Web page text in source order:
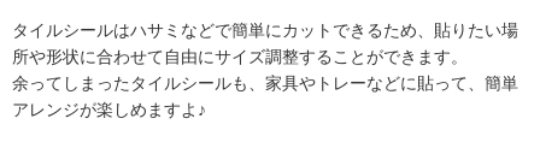
タイルシールはハサミなどで簡単にカットできるため、貼りたい場
所や形状に合わせて自由にサイズ調整することができます。
余ってしまったタイルシールも、家具やトレーなどに貼って、簡単
アレンジが楽しめますよ♪